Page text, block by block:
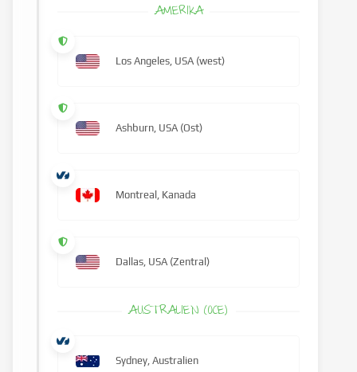
AMERIKA
Los Angeles, USA (west)
Ashburn, USA (Ost)
Montreal, Kanada
Dallas, USA (Zentral)
AUSTRALIEN (OCE)
Sydney, Australien